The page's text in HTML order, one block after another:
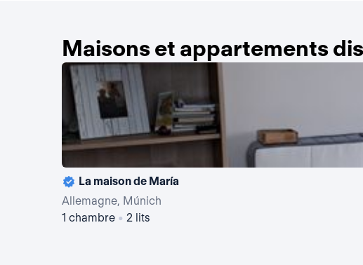
Maisons et appartements
La maison de María
Allemagne, Múnich
1 chambre • 2 lits